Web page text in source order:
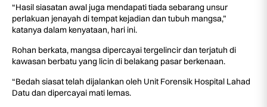
“Hasil siasatan awal juga mendapati tiada sebarang unsur
perlakuan jenayah di tempat kejadian dan tubuh mangsa,”
katanya dalam kenyataan, hari ini.
Rohan berkata, mangsa dipercayai tergelincir dan terjatuh di
kawasan berbatu yang licin di belakang pasar berkenaan.
“Bedah siasat telah dijalankan oleh Unit Forensik Hospital Lahad
Datu dan dipercayai mati lemas.